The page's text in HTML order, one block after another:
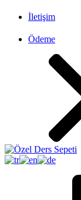
İletişim
Ödeme